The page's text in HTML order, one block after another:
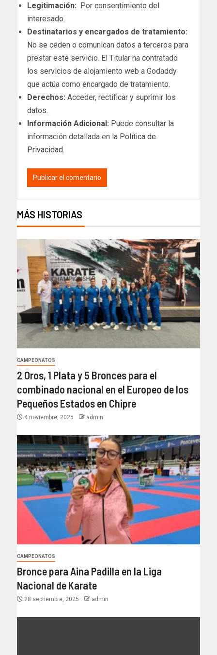
Legitimación: Por consentimiento del
interesado.
Destinatarios y encargados de tratamiento:
No se ceden o comunican datos a terceros para
prestar este servicio. El Titular ha contratado
los servicios de alojamiento web a Godaddy
que actúa como encargado de tratamiento.
Derechos: Acceder, rectificar y suprimir los
datos.
Información Adicional: Puede consultar la
información detallada en la Política de
Privacidad.
MÁS HISTORIAS
CAMPEONATOS
2 Oros, 1 Plata y 5 Bronces para el
combinado nacional en el Europeo de los
Pequeños Estados en Chipre
4 noviembre, 2025 admin
CAMPEONATOS
Bronce para Aina Padilla en la Liga
Nacional de Karate
28 septiembre, 2025 admin